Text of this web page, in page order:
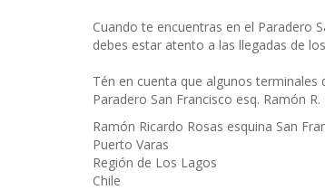
Cuando te encuentras en el Paradero
debes estar atento a las llegadas de
Tén en cuenta que algunos
Paradero San Francisco esq. Ramón
Ramón Ricardo Rosas esquina San
Puerto Varas
Región de Los Lagos
Chile